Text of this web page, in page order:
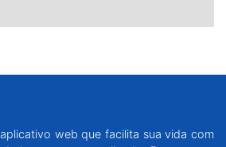
web que facilita sua vida com